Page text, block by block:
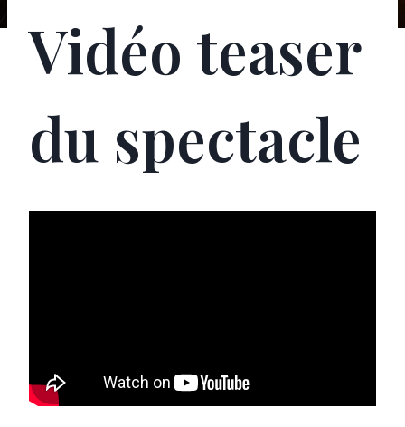
Vidéo teaser
du spectacle